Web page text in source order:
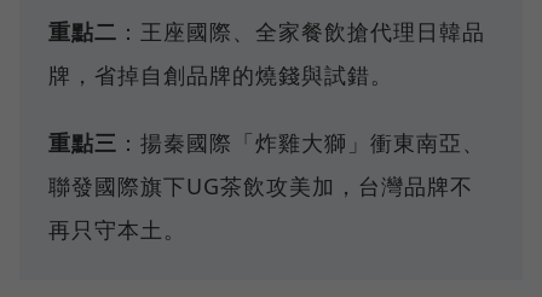
重點二 ：王座國際、全家餐飲搶代理日韓品
牌，省掉自創品牌的燒錢與試錯。
重點三 ：揚秦國際「炸雞大獅」衝東南亞、
聯發國際旗下UG茶飲攻美加，台灣品牌不
再只守本土。